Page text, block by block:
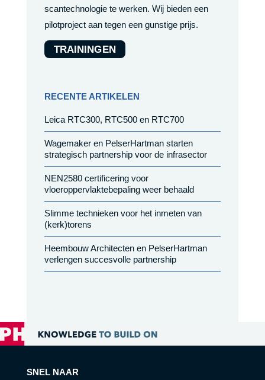
scantechnologie te werken. Wij bieden een
pilotproject aan tegen een gunstige prijs.
TRAININGEN
RECENTE ARTIKELEN
Leica RTC300, RTC500 en RTC700
Wagemaker en PelserHartman starten
strategisch partnership voor de infrasector
NEN2580 certificering voor
vloeroppervlaktebepaling weer behaald
Slimme technieken voor het inmeten van
(kerk)torens
Heembouw Architecten en PelserHartman
verlengen succesvolle partnership
SNEL NAAR